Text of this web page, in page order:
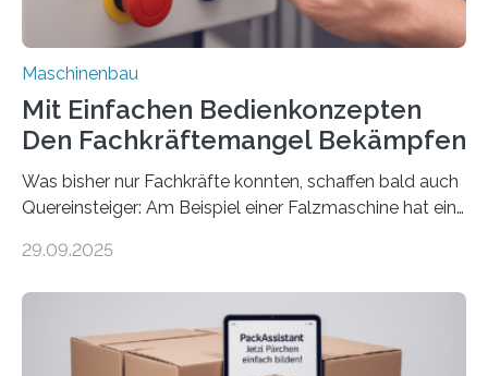
Maschinenbau
Mit Einfachen Bedienkonzepten
Den Fachkräftemangel Bekämpfen
Was bisher nur Fachkräfte konnten, schaffen bald auch
Quereinsteiger: Am Beispiel einer Falzmaschine hat ein
Mensch-Maschine-Schnittstelle so sehr vereinfacht,
Die zugrunde liegende Methodik lässt sich auf alle
anderen Maschinen übertragen. Eine Falzmaschine
umzurüsten ist ein Job für echte Profis. Eine solche
29.09.2025